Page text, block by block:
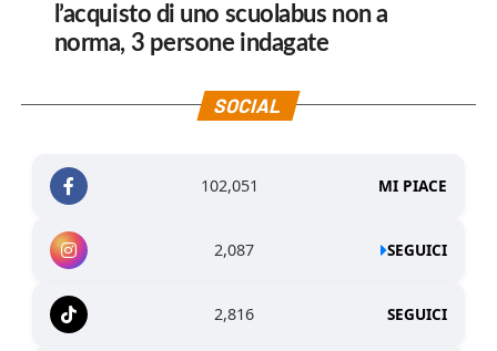
l’acquisto di uno scuolabus non a
norma, 3 persone indagate
SOCIAL
102,051 MI PIACE
2,087 SEGUICI
2,816 SEGUICI